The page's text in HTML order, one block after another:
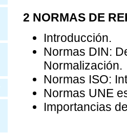
2 NORMAS DE
Introducción.
Normas DIN:
Normalización.
Normas ISO:
Normas UNE
Importancias